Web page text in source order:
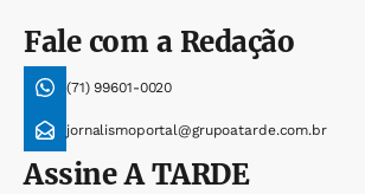
Fale com a Redação
(71) 99601-0020
jornalismoportal@grupoatarde.com.br
AssineA TARDE